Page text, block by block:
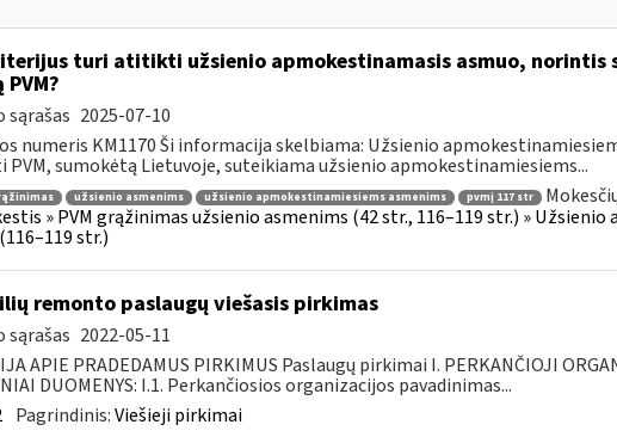
turi atitikti užsienio apmokestinamasis asmuo, norintis
sąrašas 2025-07-10
numeris KM1170 Ši informacija skelbiama: Užsienio
PVM, sumokėtą Lietuvoje, suteikiama užsienio apmokestinamiesiems...
užsienio asmenims užsienio apmokestinamiesiems asmenims pvmį 117 str
» PVM grąžinimas užsienio asmenims (42 str., 116–119 str.) »
str.)
remonto paslaugų viešasis pirkimas
sąrašas 2022-05-11
APIE PRADEDAMUS PIRKIMUS Paslaugų pirkimai I. PERKANČIOJI
DUOMENYS: I.1. Perkančiosios organizacijos pavadinimas...
Pagrindinis:Viešieji pirkimai